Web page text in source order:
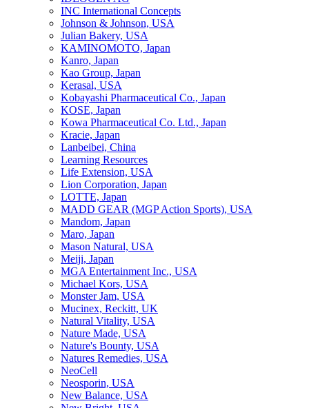
INC International Concepts
Johnson & Johnson, USA
Julian Bakery, USA
KAMINOMOTO, Japan
Kanro, Japan
Kao Group, Japan
Kerasal, USA
Kobayashi Pharmaceutical Co., Japan
KOSE, Japan
Kowa Pharmaceutical Co. Ltd., Japan
Kracie, Japan
Lanbeibei, China
Learning Resources
Life Extension, USA
Lion Corporation, Japan
LOTTE, Japan
MADD GEAR (MGP Action Sports), USA
Mandom, Japan
Maro, Japan
Mason Natural, USA
Meiji, Japan
MGA Entertainment Inc., USA
Michael Kors, USA
Monster Jam, USA
Mucinex, Reckitt, UK
Natural Vitality, USA
Nature Made, USA
Nature's Bounty, USA
Natures Remedies, USA
NeoCell
Neosporin, USA
New Balance, USA